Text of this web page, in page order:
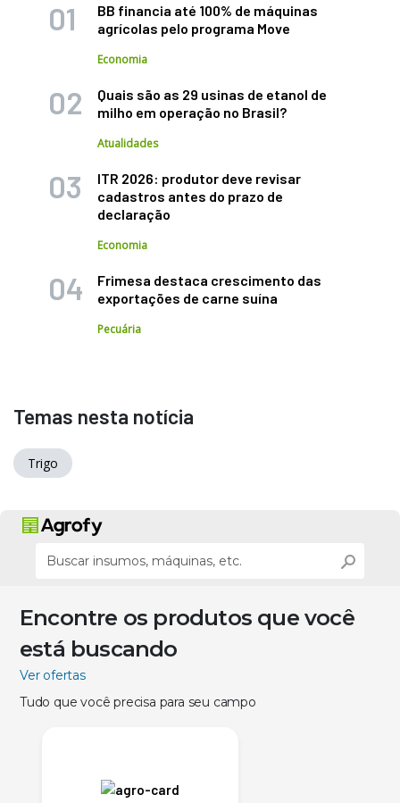
BB financia até 100% de máquinas
agrícolas pelo programa Move
Economia
Quais são as 29 usinas de etanol de
milho em operação no Brasil?
Atualidades
ITR 2026: produtor deve revisar
cadastros antes do prazo de
declaração
Economia
Frimesa destaca crescimento das
exportações de carne suína
Pecuária
Temas nesta notícia
Trigo
Encontre os produtos que você
está buscando
Ver ofertas
Tudo que você precisa para seu campo